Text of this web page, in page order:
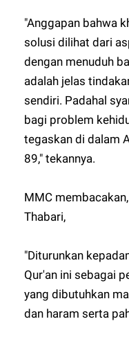
"Anggapan bahwa
solusi dilihat dari
dengan menuduh
adalah jelas
sendiri. Padahal
bagi problem
tegaskan di dalam
89," tekannya.
MMC
Thabari,
"Diturunkan
Qur'an ini sebagai
yang dibutuhkan
dan haram serta